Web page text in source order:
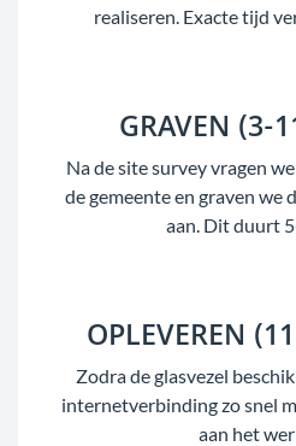
realiseren. Exacte tijd
GRAVEN (3-
Na de site survey vragen
de gemeente en graven we
aan. Dit duurt
OPLEVEREN
Zodra de glasvezel
internetverbinding zo snel
aan het